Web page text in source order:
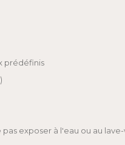
prédéfinis
exposer à l'eau ou au lave-